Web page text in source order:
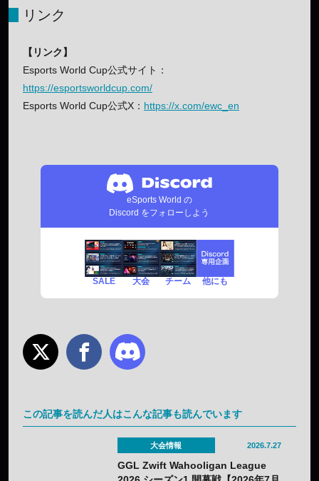
リンク
【リンク】
Esports World Cup公式サイト：
https://esportsworldcup.com/
Esports World Cup公式X： https://x.com/ewc_en
eSports World の
Discord をフォローしよう
SALE 大会 チーム 他にも
この記事を読んだ人はこんな記事も読んでいます
大会情報 2026.7.27
GGL Zwift Wahooligan League